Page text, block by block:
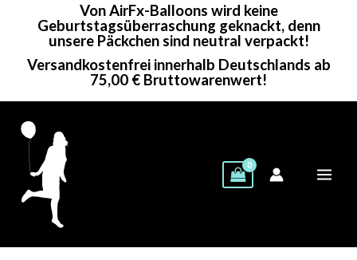
Von AirFx-Balloons wird keine
Geburtstagsüberraschung geknackt, denn
unsere Päckchen sind neutral verpackt!
Versandkostenfrei innerhalb Deutschlands ab
75,00 € Bruttowarenwert!